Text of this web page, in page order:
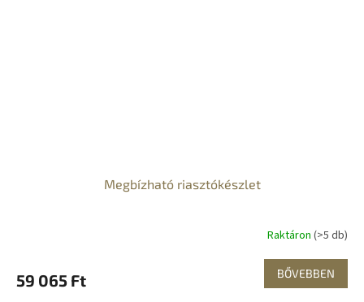
Megbízható riasztókészlet
Raktáron (>5 db)
59 065 Ft BŐVEBBEN